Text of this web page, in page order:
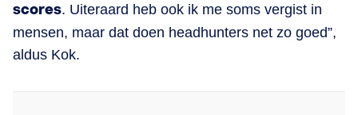
scores. Uiteraard heb ook ik me soms vergist in
mensen, maar dat doen headhunters net zo goed”,
aldus Kok.